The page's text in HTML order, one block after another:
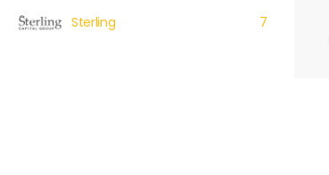
Sterling 7